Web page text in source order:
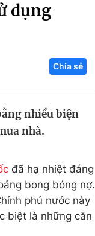
Infographic
Công nghệ
Sản phẩm
Tư vấn
dụng
Chia sẻ
nhiều biện
nhà.
đã hạ nhiệt đáng
bong bóng nợ.
phủ nước này
biệt là những căn